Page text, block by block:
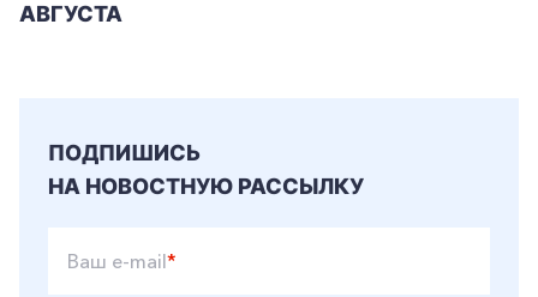
АВГУСТА
ПОДПИШИСЬ
НА НОВОСТНУЮ РАССЫЛКУ
Ваш e-mail*